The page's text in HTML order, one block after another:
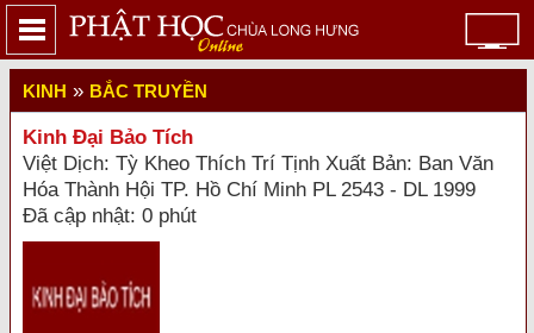
KINH » BẮC TRUYỀN
Kinh Đại Bảo Tích
Việt Dịch: Tỳ Kheo Thích Trí Tịnh Xuất Bản: Ban Văn
Hóa Thành Hội TP. Hồ Chí Minh PL 2543 - DL 1999
Đã cập nhật: 0 phút